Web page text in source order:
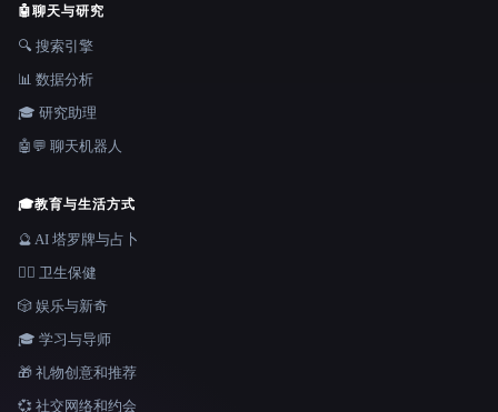
🤖聊天与研究
🔍 搜索引擎
📊 数据分析
🎓 研究助理
🤖💬 聊天机器人
🎓教育与生活方式
🔮 AI 塔罗牌与占卜
👩‍⚕️ 卫生保健
🎲 娱乐与新奇
🎓 学习与导师
🎁 礼物创意和推荐
💞 社交网络和约会